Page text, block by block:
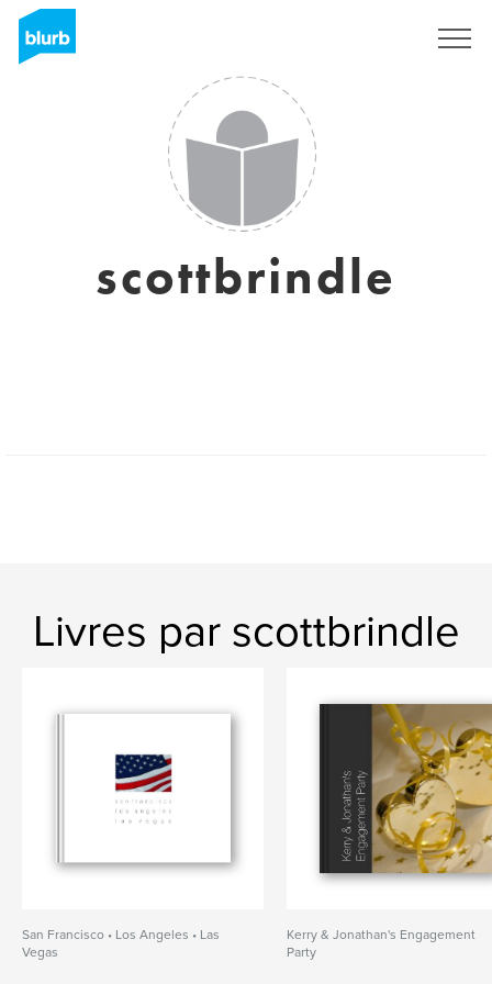
scottbrindle
Livres par scottbrindle
San Francisco • Los Angeles • Las
Vegas
Kerry & Jonathan's Engagement
Party